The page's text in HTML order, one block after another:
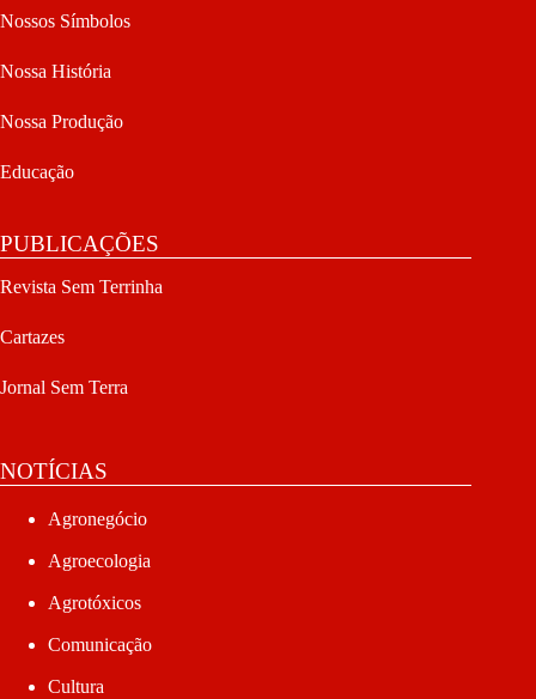
Nossos Símbolos
Nossa História
Nossa Produção
Educação
PUBLICAÇÕES
Revista Sem Terrinha
Cartazes
Jornal Sem Terra
NOTÍCIAS
Agronegócio
Agroecologia
Agrotóxicos
Comunicação
Cultura